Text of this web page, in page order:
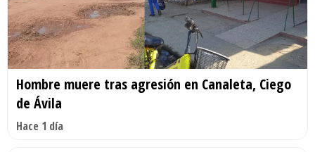
Hombre muere tras agresión en Canaleta, Ciego
de Ávila
Hace 1 día